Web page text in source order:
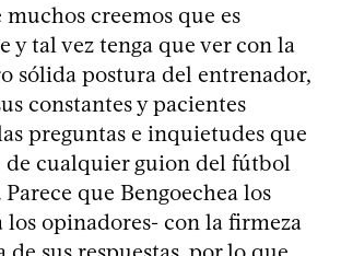
muchos creemos que es
y tal vez tenga que ver con la
sólida postura del entrenador,
constantes y pacientes
preguntas e inquietudes que
cualquier guion del fútbol
Parece que Bengoechea los
opinadores- con la firmeza